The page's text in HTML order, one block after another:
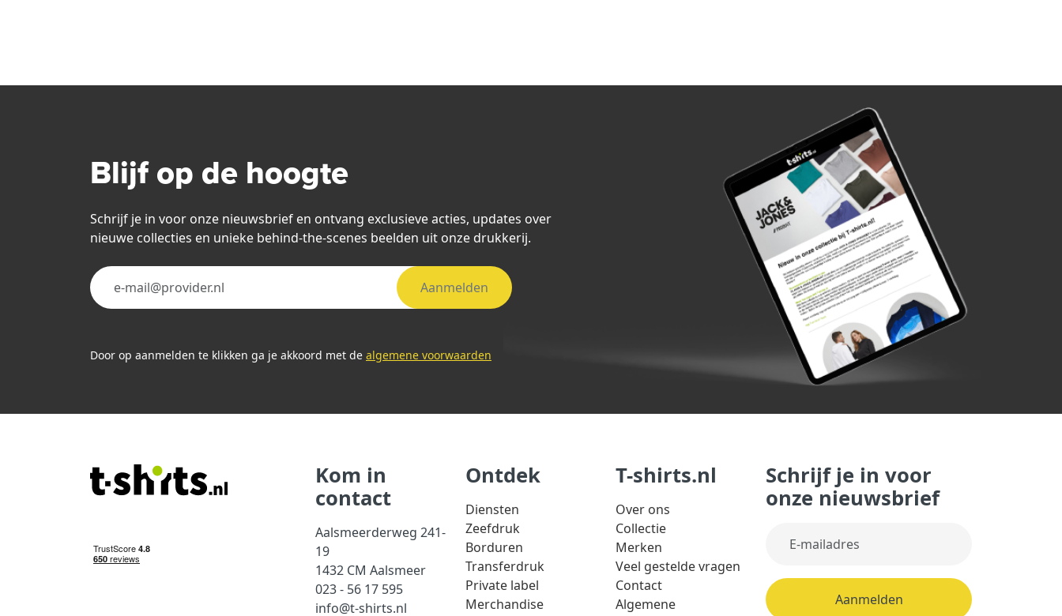
Blijf op de hoogte
Schrijf je in voor onze nieuwsbrief en ontvang exclusieve acties, updates over
nieuwe collecties en unieke behind-the-scenes beelden uit onze drukkerij.
Aanmelden
Door op aanmelden te klikken ga je akkoord met de algemene voorwaarden
Kom in
contact
Aalsmeerderweg 241-
19
1432 CM Aalsmeer
023 - 56 17 595
info@t-shirts.nl
Ontdek
Diensten
Zeefdruk
Borduren
Transferdruk
Private label
Merchandise
T-shirts.nl
Over ons
Collectie
Merken
Veel gestelde vragen
Contact
Algemene
Schrijf je in voor
onze nieuwsbrief
Aanmelden